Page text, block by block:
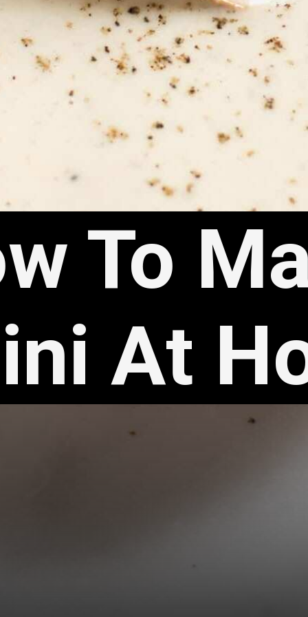
To
At